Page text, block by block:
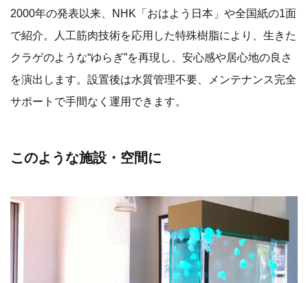
2000年の発表以来、NHK「おはよう日本」や全国紙の1面
で紹介。人工筋肉技術を応用した特殊樹脂により、生きた
クラゲのような“ゆらぎ”を再現し、安心感や居心地の良さ
を演出します。設置後は水質管理不要、メンテナンス完全
サポートで手間なく運用できます。
このような施設・空間に